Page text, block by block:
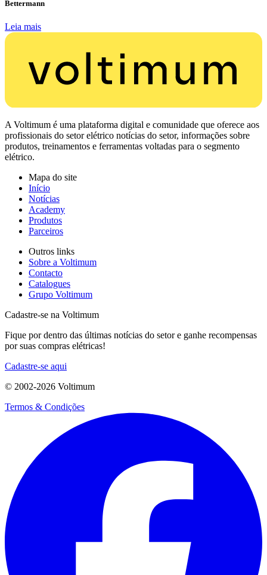
Bettermann
Leia mais
A Voltimum é uma plataforma digital e comunidade que oferece aos
profissionais do setor elétrico notícias do setor, informações sobre
produtos, treinamentos e ferramentas voltadas para o segmento
elétrico.
Mapa do site
Início
Notícias
Academy
Produtos
Parceiros
Outros links
Sobre a Voltimum
Contacto
Catalogues
Grupo Voltimum
Cadastre-se na Voltimum
Fique por dentro das últimas notícias do setor e ganhe recompensas
por suas compras elétricas!
Cadastre-se aqui
© 2002-2026 Voltimum
Termos & Condições